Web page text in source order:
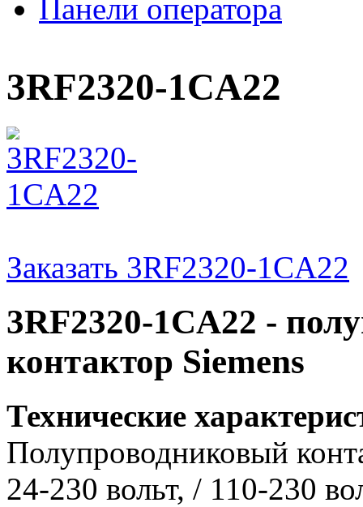
Панели оператора
3RF2320-1CA22
Заказать 3RF2320-1CA22
3RF2320-1CA22 -
контактор Siemens
Технические
Полупроводниковый
24-230 вольт, / 110-230